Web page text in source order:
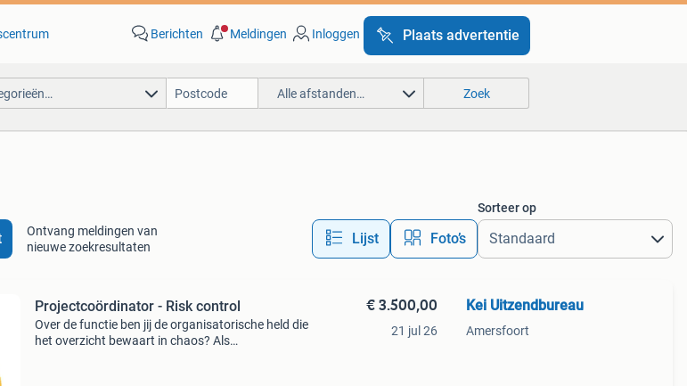
Berichten Meldingen Inloggen Plaats advertentie
Alle afstanden… Zoek
Ontvang meldingen van
nieuwe zoekresultaten
Lijst Foto’s
Sorteer op
Projectcoördinator - Risk control
Over de functie ben jij de organisatorische held die
het overzicht bewaart in chaos? Als
€ 3.500,00
21 jul 26
Kei Uitzendbureau
Amersfoort